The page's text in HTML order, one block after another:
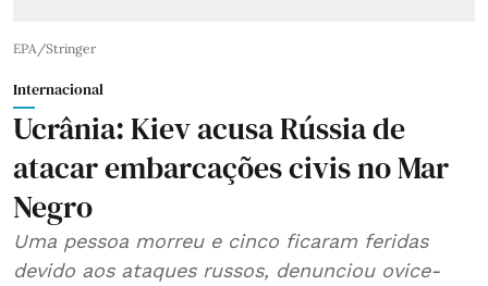
EPA/Stringer
Internacional
Ucrânia: Kiev acusa Rússia de
atacar embarcações civis no Mar
Negro
Uma pessoa morreu e cinco ficaram feridas
devido aos ataques russos, denunciou ovice-